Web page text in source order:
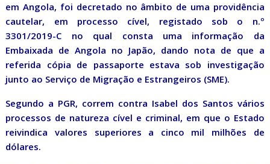
em Angola, foi decretado no âmbito de uma providência
cautelar, em processo cível, registado sob o n.º
3301/2019-C no qual consta uma informação da
Embaixada de Angola no Japão, dando nota de que a
referida cópia de passaporte estava sob investigação
junto ao Serviço de Migração e Estrangeiros (SME).
Segundo a PGR, correm contra Isabel dos Santos vários
processos de natureza cível e criminal, em que o Estado
reivindica valores superiores a cinco mil milhões de
dólares.